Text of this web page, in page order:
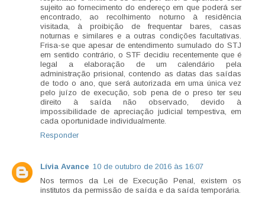
sujeito ao fornecimento do endereço em que poderá ser
encontrado, ao recolhimento noturno à residência
visitada, à proibição de frequentar bares, casas
noturnas e similares e a outras condições facultativas.
Frisa-se que apesar de entendimento sumulado do STJ
em sentido contrário, o STF decidiu recentemente que é
legal a elaboração de um calendário pela
administração prisional, contendo as datas das saídas
de todo o ano, que será autorizada em uma única vez
pelo juízo de execução, sob pena de o preso ter seu
direito à saída não observado, devido à
impossibilidade de apreciação judicial tempestiva, em
cada oportunidade individualmente.
Responder
Lívia Avance 10 de outubro de 2016 às 16:07
Nos termos da Lei de Execução Penal, existem os
institutos da permissão de saída e da saída temporária.